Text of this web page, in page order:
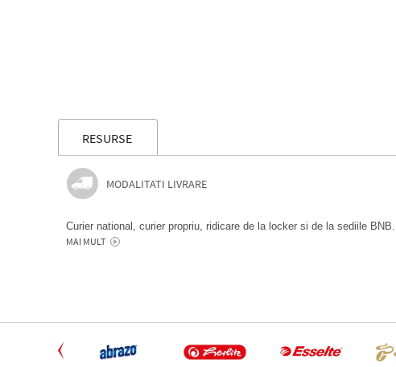
RESURSE
MODALITATI LIVRARE
Curier national, curier propriu, ridicare de la locker si de la sediile BNB.
MAI MULT